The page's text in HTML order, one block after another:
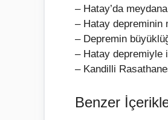
– Hatay’da
– Hatay depreminin
– Depremin
– Hatay depremiyle
– Kandilli
Benzer